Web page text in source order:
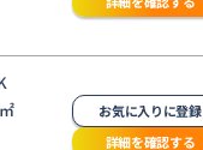
お気に入りに登録
詳細を確認する